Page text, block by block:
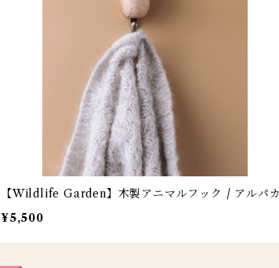
【Wildlife Garden】木製アニマルフック / アルパカ
¥5,500